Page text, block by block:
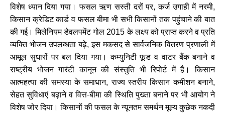
विशेष ध्यान दिया गया। फसल ऋण सस्ती दरों पर,कर्ज उगाही में नरमी,
किसान क्रेडिट कार्ड व फसल बीमा भी सभी किसानों तक पहुंचाने की बात
की गई। मिलेनियम डेवलपमेंट गोल2015 के लक्ष्य को प्राप्त करने व प्रति
व्यक्ति भोजन उपलब्धता बढ़े,इस मकसद से सार्वजनिक वितरण प्रणाली में
आमूल सुधारों पर बल दिया गया। कम्युनिटी फूड व वाटर बैंक बनाने व
राष्ट्रीय भोजन गारंटी कानून की संस्तुति भी रिपोर्ट में है। किसान
आत्महत्या की समस्या के समाधान,राज्य स्तरीय किसान कमीशन बनाने,
सेहत सुविधाएं बढ़ाने व वित्त-बीमा की स्थिति पुख्ता बनाने पर भी आयोग ने
विशेष जोर दिया। किसानों की फसल के न्यूनतम समर्थन मूल्य कुछेक नकदी